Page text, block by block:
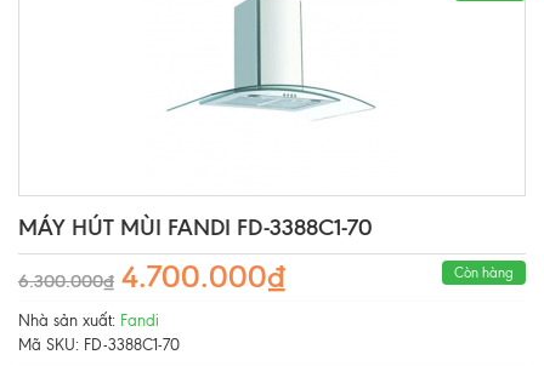
MÁY HÚT MÙI FANDI FD-3388C1-70
6.300.000₫ 4.700.000₫ Còn hàng
Nhà sản xuất: Fandi
Mã SKU: FD-3388C1-70